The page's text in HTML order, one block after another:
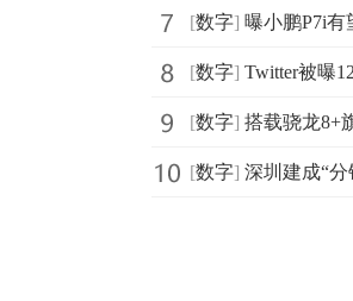
[数字] 曝小鹏P7i有望今年3月
[数字] Twitter被曝12月营收骤
[数字] 搭载骁龙8+旗舰芯
[数字] 深圳建成“分钟级”自愈